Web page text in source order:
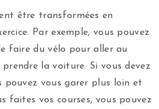
être transformées en
Par exemple, vous pouvez
faire du vélo pour aller au
la voiture. Si vous devez
pouvez vous garer plus loin et
faites vos courses, vous pouvez